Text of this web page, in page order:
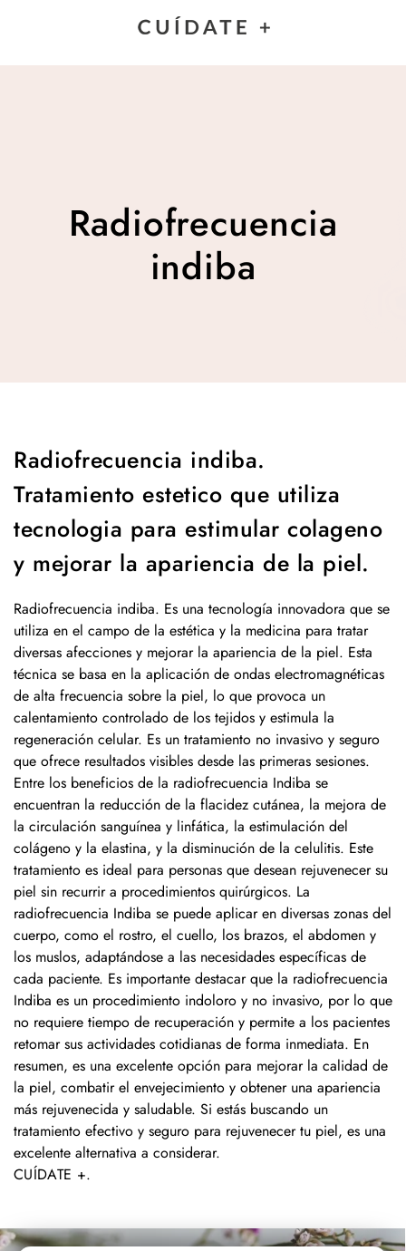
Radiofrecuencia
indiba
Radiofrecuencia indiba.
Tratamiento estetico que utiliza
tecnologia para estimular colageno
y mejorar la apariencia de la piel.
Radiofrecuencia indiba. Es una tecnología innovadora que se
utiliza en el campo de la estética y la medicina para tratar
diversas afecciones y mejorar la apariencia de la piel. Esta
técnica se basa en la aplicación de ondas electromagnéticas
de alta frecuencia sobre la piel, lo que provoca un
calentamiento controlado de los tejidos y estimula la
regeneración celular. Es un tratamiento no invasivo y seguro
que ofrece resultados visibles desde las primeras sesiones.
Entre los beneficios de la radiofrecuencia Indiba se
encuentran la reducción de la flacidez cutánea, la mejora de
la circulación sanguínea y linfática, la estimulación del
colágeno y la elastina, y la disminución de la celulitis. Este
tratamiento es ideal para personas que desean rejuvenecer su
piel sin recurrir a procedimientos quirúrgicos. La
radiofrecuencia Indiba se puede aplicar en diversas zonas del
cuerpo, como el rostro, el cuello, los brazos, el abdomen y
los muslos, adaptándose a las necesidades específicas de
cada paciente. Es importante destacar que la radiofrecuencia
Indiba es un procedimiento indoloro y no invasivo, por lo que
no requiere tiempo de recuperación y permite a los pacientes
retomar sus actividades cotidianas de forma inmediata. En
resumen, es una excelente opción para mejorar la calidad de
la piel, combatir el envejecimiento y obtener una apariencia
más rejuvenecida y saludable. Si estás buscando un
tratamiento efectivo y seguro para rejuvenecer tu piel, es una
excelente alternativa a considerar.
CUÍDATE +.